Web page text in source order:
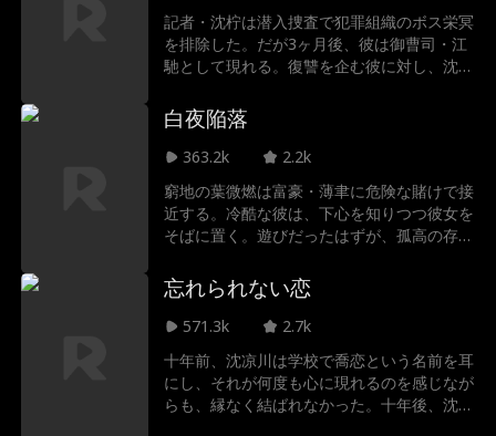
記者・沈柠は潜入捜査で犯罪組織のボス栄冥
を排除した。だが3ヶ月後、彼は御曹司・江
馳として現れる。復讐を企む彼に対し、沈柠
白夜陥落
363.2k
2.2k
窮地の葉微燃は富豪・薄聿に危険な賭けで接
近する。冷酷な彼は、下心を知りつつ彼女を
そばに置く。遊びだったはずが、孤高の存在
忘れられない恋
571.3k
2.7k
十年前、沈凉川は学校で喬恋という名前を耳
にし、それが何度も心に現れるのを感じなが
らも、縁なく結ばれなかった。十年後、沈凉